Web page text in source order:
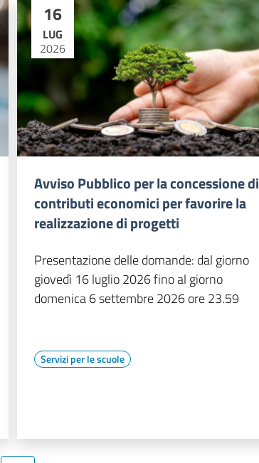
16
LUG
2026
Avviso Pubblico per la concessione di
contributi economici per favorire la
realizzazione di progetti
Presentazione delle domande: dal giorno
giovedì 16 luglio 2026 fino al giorno
domenica 6 settembre 2026 ore 23.59
Servizi per le scuole